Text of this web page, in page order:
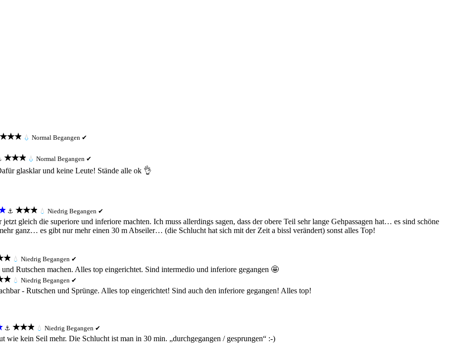
★★★ 💧 Normal Begangen ✔
★★★ 💧 Normal Begangen ✔
glasklar und keine Leute! Stände alle ok 👌
⚓ ★★★ 💧 Niedrig Begangen ✔
gleich die superiore und inferiore machten. Ich muss allerdings sagen, dass der obere Teil sehr lange Gehpassagen hat… es sind schöne
ganz… es gibt nur mehr einen 30 m Abseiler… (die Schlucht hat sich mit der Zeit a bissl verändert) sonst alles Top!
💧 Niedrig Begangen ✔
Rutschen machen. Alles top eingerichtet. Sind intermedio und inferiore gegangen 🤩
💧 Niedrig Begangen ✔
- Rutschen und Sprünge. Alles top eingerichtet! Sind auch den inferiore gegangen! Alles top!
⚓ ★★★ 💧 Niedrig Begangen ✔
wie kein Seil mehr. Die Schlucht ist man in 30 min. „durchgegangen / gesprungen“ :-)